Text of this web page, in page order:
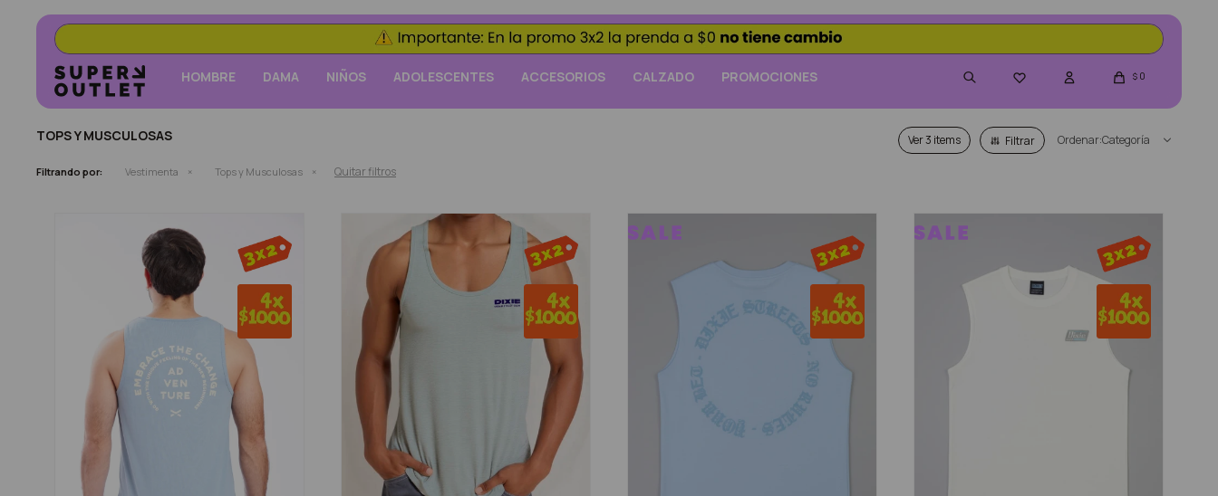
HOMBRE DAMA NIÑOS ADOLESCENTES ACCESORIOS CALZADO PROMOCIONES  $ 0
TOPS Y MUSCULOSAS Ver Categoría
Filtrando por: Vestimenta Tops y Musculosas Quitar filtros